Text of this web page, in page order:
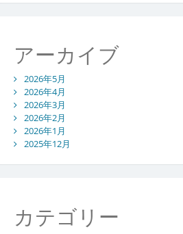
ン
フ
ラ
アーカイブ
2026年5月
2026年4月
2026年3月
2026年2月
2026年1月
2025年12月
カテゴリー